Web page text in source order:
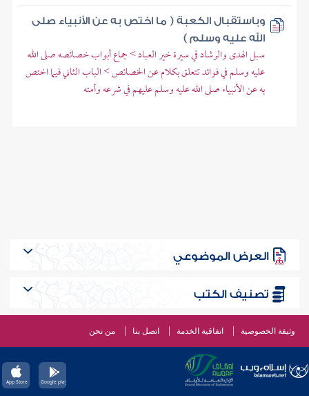
وباستقبال الكعبة ( ما اختص به عن الأنبياء صلى
الله عليه وسلم )
سبل الهدى والرشاد في سيرة خير العباد > جماع أبواب خصائصه صلى الله
عليه وسلم في فوائد تتعلق بكلام عن الخصائص > الباب الثاني فيما اختص
به عن الأنبياء صلى الله عليه وسلم عليهم في شرعه وأمته
العرض الموضوعي
تصنيف الكتب
وثيقة الخصوصية اتفاقية الخدمة اتصل بنا من نحن